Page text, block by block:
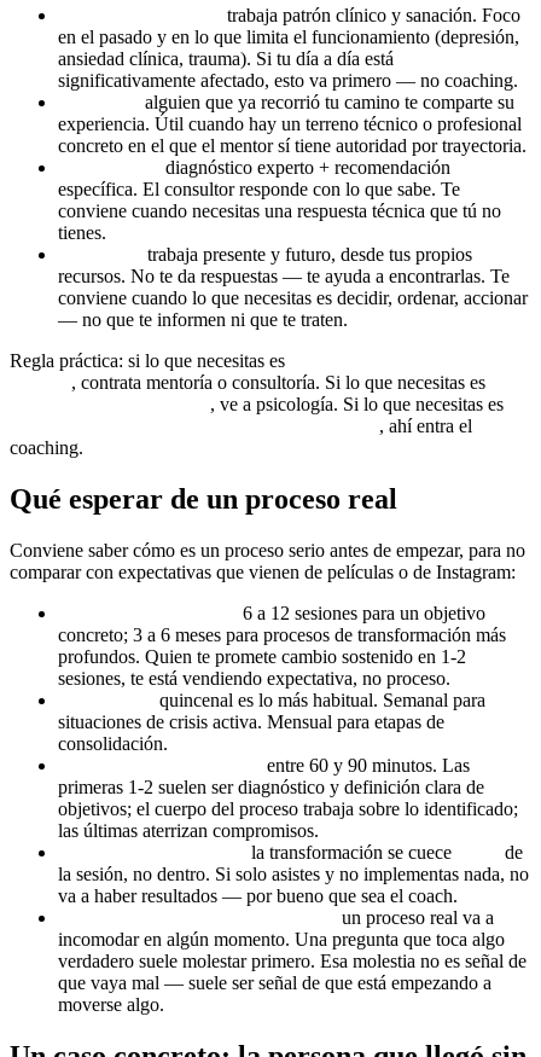
trabaja patrón clínico y sanación. Foco
en el pasado y en lo que limita el funcionamiento (depresión,
ansiedad clínica, trauma). Si tu día a día está
significativamente afectado, esto va primero — no coaching.
alguien que ya recorrió tu camino te comparte su
experiencia. Útil cuando hay un terreno técnico o profesional
concreto en el que el mentor sí tiene autoridad por trayectoria.
diagnóstico experto + recomendación
específica. El consultor responde con lo que sabe. Te
conviene cuando necesitas una respuesta técnica que tú no
tienes.
trabaja presente y futuro, desde tus propios
recursos. No te da respuestas — te ayuda a encontrarlas. Te
conviene cuando lo que necesitas es decidir, ordenar, accionar
— no que te informen ni que te traten.
Regla práctica: si lo que necesitas es
, contrata mentoría o consultoría. Si lo que necesitas es
, ve a psicología. Si lo que necesitas es
, ahí entra el
coaching.
Qué esperar de un proceso real
Conviene saber cómo es un proceso serio antes de empezar, para no
comparar con expectativas que vienen de películas o de Instagram:
6 a 12 sesiones para un objetivo
concreto; 3 a 6 meses para procesos de transformación más
profundos. Quien te promete cambio sostenido en 1-2
sesiones, te está vendiendo expectativa, no proceso.
quincenal es lo más habitual. Semanal para
situaciones de crisis activa. Mensual para etapas de
consolidación.
entre 60 y 90 minutos. Las
primeras 1-2 suelen ser diagnóstico y definición clara de
objetivos; el cuerpo del proceso trabaja sobre lo identificado;
las últimas aterrizan compromisos.
la transformación se cuece
de
la sesión, no dentro. Si solo asistes y no implementas nada, no
va a haber resultados — por bueno que sea el coach.
un proceso real va a
incomodar en algún momento. Una pregunta que toca algo
verdadero suele molestar primero. Esa molestia no es señal de
que vaya mal — suele ser señal de que está empezando a
moverse algo.